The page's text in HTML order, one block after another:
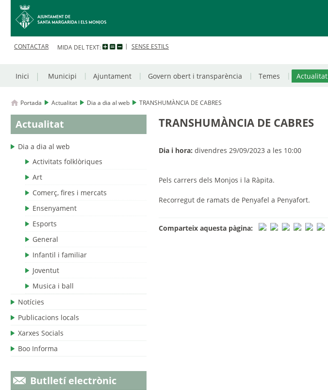
CONTACTAR MIDA DEL TEXT: SENSE ESTILS
Inici Municipi Ajuntament Govern obert i transparència Temes Actualitat
Portada Actualitat Dia a dia al web TRANSHUMÀNCIA DE CABRES
Actualitat
Dia a dia al web
Activitats folklòriques
Art
Comerç, fires i mercats
Ensenyament
Esports
General
Infantil i familiar
Joventut
Musica i ball
Notícies
Publicacions locals
Xarxes Socials
Boo Informa
Butlletí electrònic
TRANSHUMÀNCIA DE CABRES
Dia i hora: divendres 29/09/2023 a les 10:00
Pels carrers dels Monjos i la Ràpita.
Recorregut de ramats de Penyafel a Penyafort.
Comparteix aquesta pàgina: